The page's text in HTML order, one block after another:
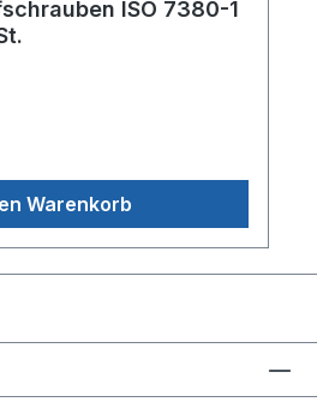
ISO 7380-1
Warenkorb